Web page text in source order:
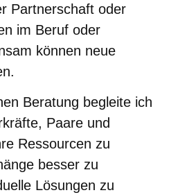
Partnerschaft oder
im Beruf oder
können neue
Beratung begleite ich
Paare und
Ressourcen zu
besser zu
Lösungen zu